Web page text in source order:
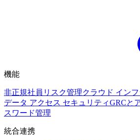
機能
非正規社員リスク管理クラウド イン
データ アクセス セキュリティGRCと
スワード管理
統合連携